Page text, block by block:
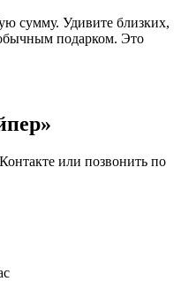
сумму. Удивите близких,
подарком. Это
или позвонить по